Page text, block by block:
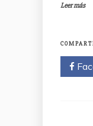
Leer más